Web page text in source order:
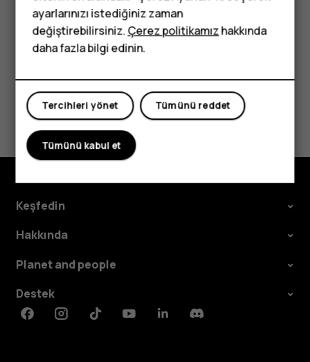
telefonlar
Bu size yardımcı oldu mu?
Evet Hayır
Keşfedin
Hakkında
Planet and people
Destek
FacebookInstagramTiktokYoutubeLinkedinDiscord
ayarlarınızı istediğiniz zaman
değiştirebilirsiniz.Çerez politikamızhakkında
daha fazla bilgi edinin.
Tümünü reddet
Tercihleri yönet
Tümünü kabul et